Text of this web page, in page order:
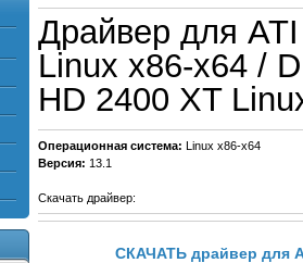
Драйвер для
Linux x86-x64 /
HD 2400 XT
Операционная система: Linux x86-x64
Версия: 13.1
Скачать драйвер:
СКАЧАТЬ драйвер для